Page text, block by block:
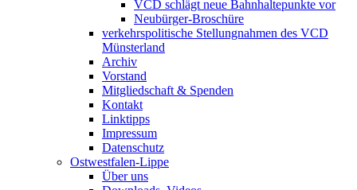
VCD schlägt neue Bahnhaltepunkte vor
Neubürger-Broschüre
verkehrspolitische Stellungnahmen des VCD
Münsterland
Archiv
Vorstand
Mitgliedschaft & Spenden
Kontakt
Linktipps
Impressum
Datenschutz
Ostwestfalen-Lippe
Über uns